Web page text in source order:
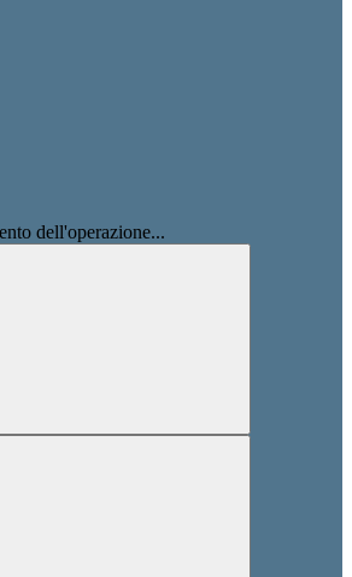
dell'operazione...